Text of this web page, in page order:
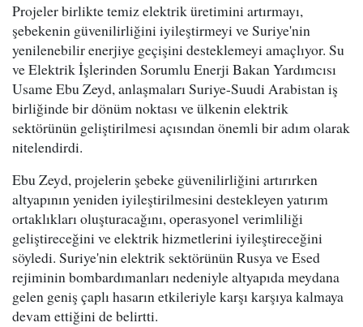
Projeler birlikte temiz elektrik üretimini artırmayı,
şebekenin güvenilirliğini iyileştirmeyi ve Suriye'nin
yenilenebilir enerjiye geçişini desteklemeyi amaçlıyor. Su
ve Elektrik İşlerinden Sorumlu Enerji Bakan Yardımcısı
Usame Ebu Zeyd, anlaşmaları Suriye-Suudi Arabistan iş
birliğinde bir dönüm noktası ve ülkenin elektrik
sektörünün geliştirilmesi açısından önemli bir adım olarak
nitelendirdi.
Ebu Zeyd, projelerin şebeke güvenilirliğini artırırken
altyapının yeniden iyileştirilmesini destekleyen yatırım
ortaklıkları oluşturacağını, operasyonel verimliliği
geliştireceğini ve elektrik hizmetlerini iyileştireceğini
söyledi. Suriye'nin elektrik sektörünün Rusya ve Esed
rejiminin bombardımanları nedeniyle altyapıda meydana
gelen geniş çaplı hasarın etkileriyle karşı karşıya kalmaya
devam ettiğini de belirtti.